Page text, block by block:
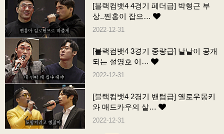
[블랙컴뱃4 4경기 페더급] 박형근 부
상..찐홍이 잡으…
2022-12-31
[블랙컴뱃4 3경기 중량급] 낱낱이 공개
되는 설영호 이…
2022-12-31
[블랙컴뱃4 2경기 밴텀급] 옐로우몽키
와 매드카우의 살…
2022-12-31